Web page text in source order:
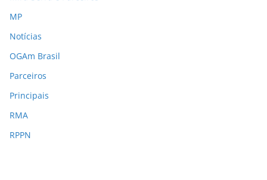
MP
Notícias
OGAm Brasil
Parceiros
Principais
RMA
RPPN